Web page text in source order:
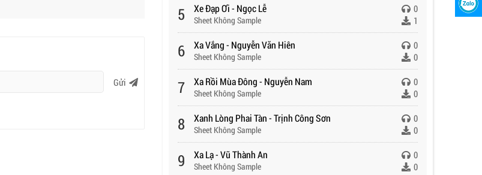
Gửi
5 Xe Đạp Ơi - Ngọc Lễ
Sheet Không Sample
0
1
6 Xa Vắng - Nguyễn Văn Hiên
Sheet Không Sample
0
0
7 Xa Rồi Mùa Đông - Nguyễn Nam
Sheet Không Sample
0
0
8 Xanh Lòng Phai Tàn - Trịnh Công Sơn
Sheet Không Sample
0
0
9 Xa Lạ - Vũ Thành An
Sheet Không Sample
0
0